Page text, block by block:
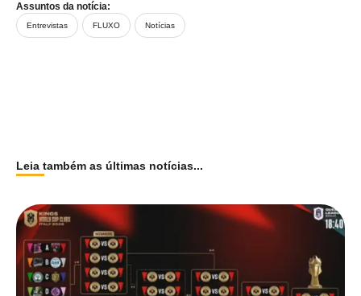
Assuntos da notícia:
Entrevistas FLUXO Notícias
Leia também as últimas notícias...